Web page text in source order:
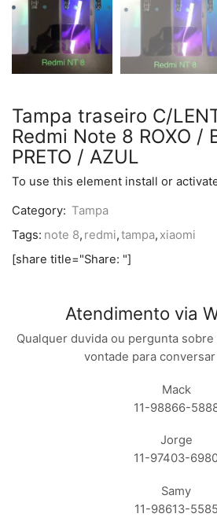
Tampa traseiro C/
Redmi Note 8 ROXO /
PRETO / AZUL
To use this element install or
Category: Tampa
Tags: note 8, redmi,tampa, xiaomi
[share title="Share: "]
Atendimento via
Qualquer duvida ou pergunta
vontade para
Mack
11-98866-
Jorge
11-97403-
Samy
11-98613-5585